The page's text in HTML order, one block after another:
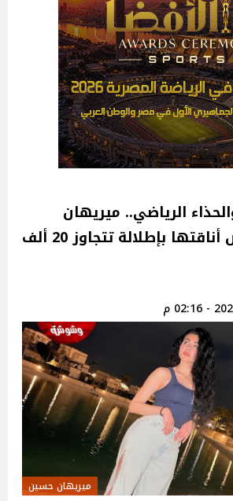
الرياضي.. ميريهان
حسين تستعرض أناقتها بإطلالة تتجاوز 20 ألف
ميريهان حسين